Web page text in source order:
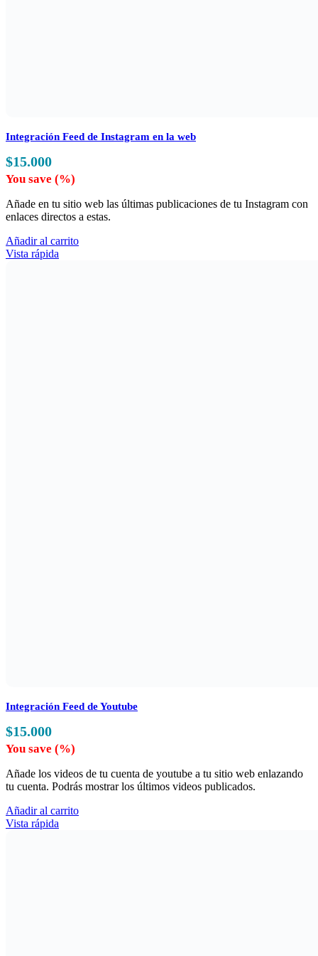
Integración Feed de Instagram en la web
$15.000
You save (%)
Añade en tu sitio web las últimas publicaciones de tu Instagram con
enlaces directos a estas.
Añadir al carrito
Vista rápida
Integración Feed de Youtube
$15.000
You save (%)
Añade los videos de tu cuenta de youtube a tu sitio web enlazando
tu cuenta. Podrás mostrar los últimos videos publicados.
Añadir al carrito
Vista rápida